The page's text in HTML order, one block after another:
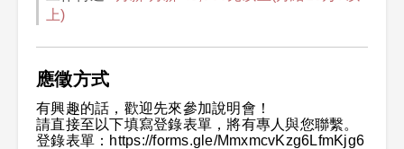
上)
應徵方式
有興趣的話，歡迎先來參加說明會！
請直接至以下填寫登錄表單，將有專人與您聯繫。
登錄表單：https://forms.gle/MmxmcvKzg6LfmKjg6